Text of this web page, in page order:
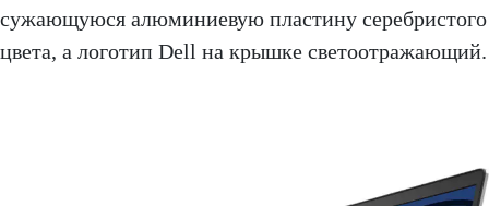
сужающуюся алюминиевую пластину серебристого
цвета, а логотип Dell на крышке светоотражающий.